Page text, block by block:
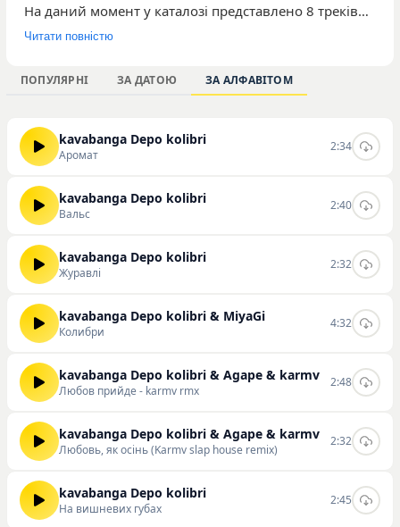
На даний момент у каталозі представлено 8 треків
гурту, які сумарно зібрали 525 прослуховувань на
композицій виконавців варто виділити треки
«Аромат», «Журавлі» та «Любовь, как осень (Karmv
колективу звучання. Музика гурту орієнтована на
широку аудиторію слухачів, які цікавляться
актуальними релізами та експериментами з
електронними аранжуваннями. Ви маєте
цього виконавця безпосередньо на нашому сайті.
Читати повністю
ПОПУЛЯРНІ ЗА ДАТОЮ ЗА АЛФАВІТОМ
kavabanga Depo kolibri
Аромат
2:34
kavabanga Depo kolibri
Вальс
2:40
kavabanga Depo kolibri
Журавлі
2:32
kavabanga Depo kolibri & MiyaGi
Колибри
4:32
kavabanga Depo kolibri & Agape & karmv
Любов прийде - karmv rmx
2:48
kavabanga Depo kolibri & Agape & karmv
Любовь, як осінь (Karmv slap house remix)
2:32
kavabanga Depo kolibri
На вишневих губах
2:45